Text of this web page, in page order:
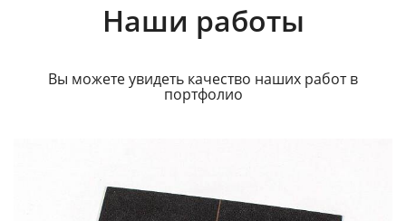
Наши работы
Вы можете увидеть качество наших работ в
портфолио